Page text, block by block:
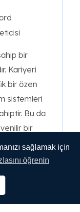
sağlamak için
öğrenin
bir
Kariyeri
bir özen
sistemleri
Bu da
bir